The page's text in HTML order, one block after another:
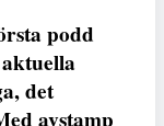
podd
det
avstamp